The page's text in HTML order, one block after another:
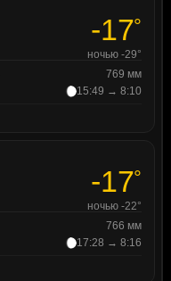
-17°
ночью -29°
769 мм
15:49 → 8:10
-17°
ночью -22°
766 мм
17:28 → 8:16